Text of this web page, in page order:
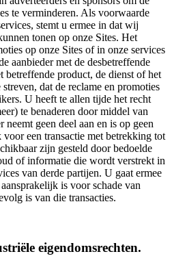
te verminderen. Als voorwaarde
stemt u ermee in dat wij
tonen op onze Sites. Het
op onze Sites of in onze services
aanbieder met de desbetreffende
betreffende product, de dienst of het
dat de reclame en promoties
U heeft te allen tijde het recht
te benaderen door middel van
geen deel aan en is op geen
een transactie met betrekking tot
zijn gesteld door bedoelde
of informatie die wordt verstrekt in
van derde partijen. U gaat ermee
is voor schade van
is van die transacties.
eigendomsrechten.